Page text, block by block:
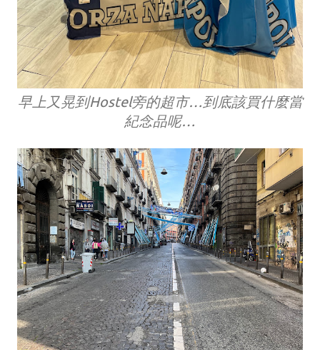
早上又晃到Hostel旁的超市…到底該買什麼當
紀念品呢…